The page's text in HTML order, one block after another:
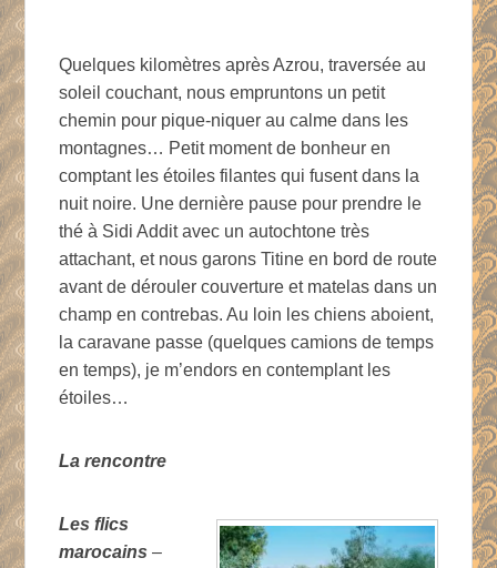
Quelques kilomètres après Azrou, traversée au
soleil couchant, nous empruntons un petit
chemin pour pique-niquer au calme dans les
montagnes… Petit moment de bonheur en
comptant les étoiles filantes qui fusent dans la
nuit noire. Une dernière pause pour prendre le
thé à Sidi Addit avec un autochtone très
attachant, et nous garons Titine en bord de route
avant de dérouler couverture et matelas dans un
champ en contrebas. Au loin les chiens aboient,
la caravane passe (quelques camions de temps
en temps), je m’endors en contemplant les
étoiles…
La rencontre
Les flics
marocains –